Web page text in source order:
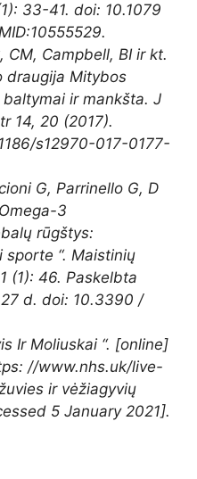
33-41. doi: 10.1079
10555529.
CM, Campbell, BI ir kt.
draugija Mitybos
ir mankšta. J
14, 20 (2017).
s12970-017-0177-
G, Parrinello G, D
3
rūgštys:
sporte “. Maistinių
(1): 46. Paskelbta
d. doi: 10.3390 /
Ir Moliuskai “. [online]
//www.nhs.uk/live-
ir vėžiagyvių
5 January 2021].